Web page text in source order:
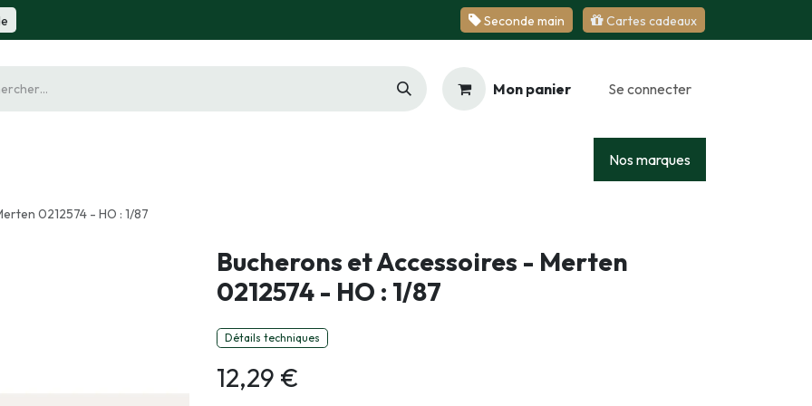
Se​​​​conde ​​​​m​​a​​in Cartes cadeaux
Mon panier Se connecter
Nos marques
0212574 - HO : 1/87
Bucherons et Accessoires - Merten
0212574 - HO : 1/87
Détails techniques
12,29 €